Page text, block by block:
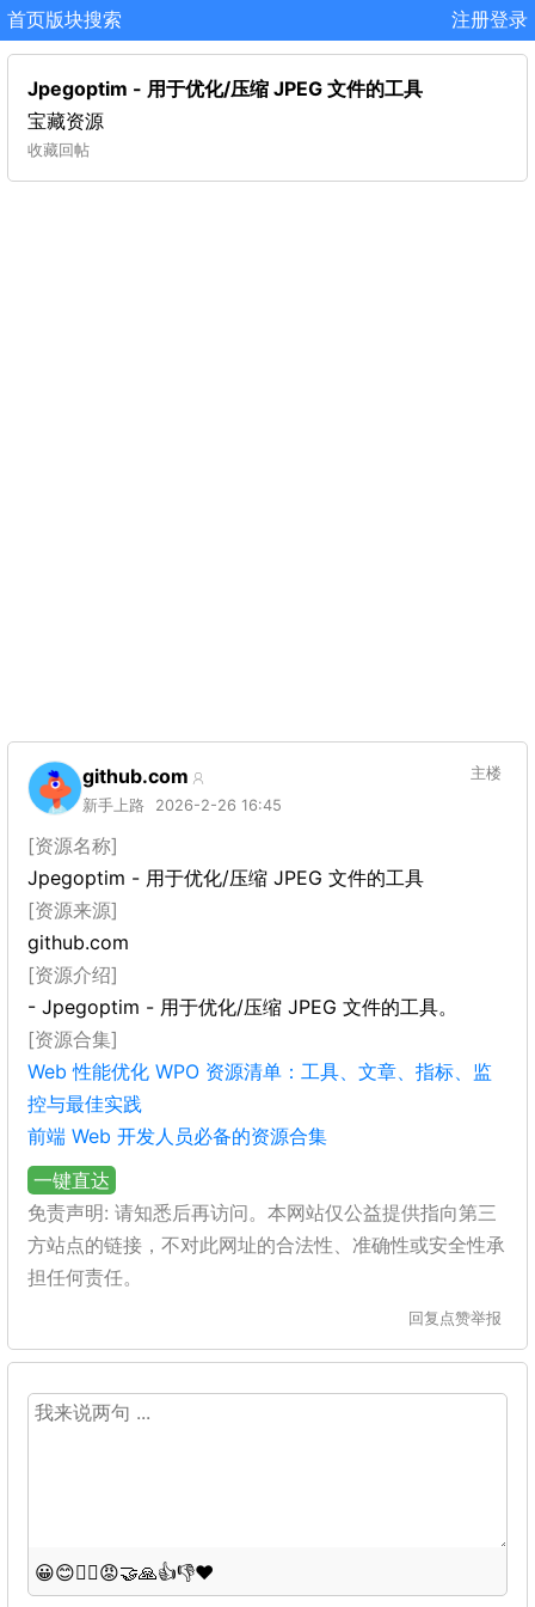
首页版块搜索 注册登录
Jpegoptim - 用于优化/压缩 JPEG 文件的工具
宝藏资源
收藏回帖
github.com
新手上路 2026-2-26 16:45
主楼
[资源名称]
Jpegoptim - 用于优化/压缩 JPEG 文件的工具
[资源来源]
github.com
[资源介绍]
- Jpegoptim - 用于优化/压缩 JPEG 文件的工具。
[资源合集]
Web 性能优化 WPO 资源清单：工具、文章、指标、监
控与最佳实践
前端 Web 开发人员必备的资源合集
一键直达
免责声明: 请知悉后再访问。本网站仅公益提供指向第三
方站点的链接，不对此网址的合法性、准确性或安全性承
担任何责任。
回复 点赞举报
😀😊😵‍💫😡🤝🙏👍👎❤️